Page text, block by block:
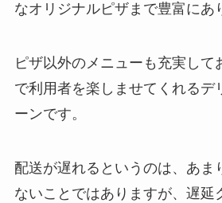
なオリジナルピザまで豊富にあ
ピザ以外のメニューも充実して
で利用者を楽しませてくれるデ
ーンです。
配送が遅れるというのは、あま
ないことではありますが、遅延